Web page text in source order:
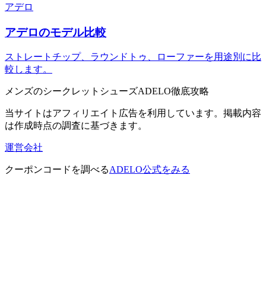
アデロ
アデロのモデル比較
ストレートチップ、ラウンドトゥ、ローファーを用途別に比
較します。
メンズのシークレットシューズADELO徹底攻略
当サイトはアフィリエイト広告を利用しています。掲載内容
は作成時点の調査に基づきます。
運営会社
クーポンコードを調べるADELO公式をみる